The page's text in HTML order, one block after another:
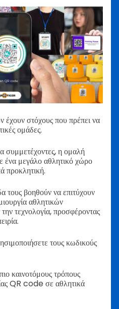
στόχους που πρέπει να
ομάδες.
συμμετέχοντες, η ομαλή
ένα μεγάλο αθλητικό χώρο
προκλητική.
τους βοηθούν να επιτύχουν
αθλητικών
τεχνολογία, προσφέροντας
τους κωδικούς
καινοτόμους τρόπους
QR code σε αθλητικά